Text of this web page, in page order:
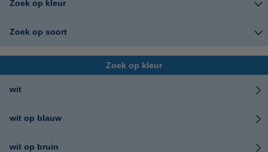
Zoek op kleur
Zoek op soort
Zoek op kleur
wit
wit op blauw
wit op bruin